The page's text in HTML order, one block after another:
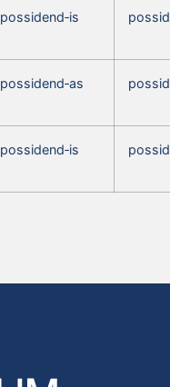
possidend‑is
possidend‑as
possidend‑is